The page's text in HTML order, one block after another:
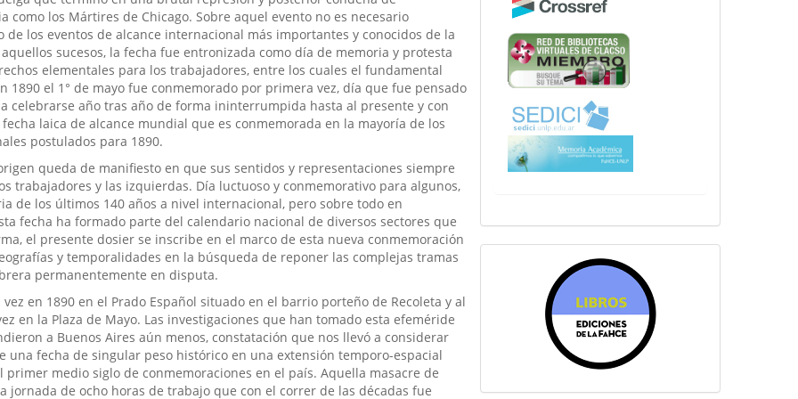
los Mártires de Chicago. Sobre aquel evento no es necesario
los eventos de alcance internacional más importantes y conocidos de la
sucesos, la fecha fue entronizada como día de memoria y protesta
elementales para los trabajadores, entre los cuales el fundamental
el 1° de mayo fue conmemorado por primera vez, día que fue pensado
celebrarse año tras año de forma ininterrumpida hasta al presente y con
laica de alcance mundial que es conmemorada en la mayoría de los
postulados para 1890.
queda de manifiesto en que sus sentidos y representaciones siempre
trabajadores y las izquierdas. Día luctuoso y conmemorativo para algunos,
de los últimos 140 años a nivel internacional, pero sobre todo en
fecha ha formado parte del calendario nacional de diversos sectores que
el presente dosier se inscribe en el marco de esta nueva conmemoración
y temporalidades en la búsqueda de reponer las complejas tramas
permanentemente en disputa.
en 1890 en el Prado Español situado en el barrio porteño de Recoleta y al
en la Plaza de Mayo. Las investigaciones que han tomado esta efeméride
a Buenos Aires aún menos, constatación que nos llevó a considerar
fecha de singular peso histórico en una extensión temporo-espacial
medio siglo de conmemoraciones en el país. Aquella masacre de
jornada de ocho horas de trabajo que con el correr de las décadas fue